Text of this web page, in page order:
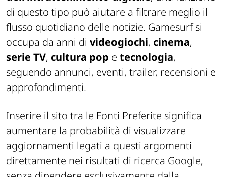
di questo tipo può aiutare a filtrare meglio il
flusso quotidiano delle notizie. Gamesurf si
occupa da anni di videogiochi, cinema,
serie TV, cultura pop e tecnologia,
seguendo annunci, eventi, trailer, recensioni e
approfondimenti.
Inserire il sito tra le Fonti Preferite significa
aumentare la probabilità di visualizzare
aggiornamenti legati a questi argomenti
direttamente nei risultati di ricerca Google,